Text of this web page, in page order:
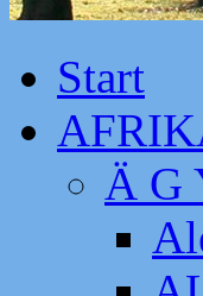
Start
Ä G